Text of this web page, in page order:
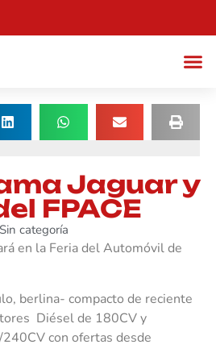
Jaguar y
FPACE
Sin categoría
en la Feria del Automóvil de
berlina- compacto de reciente
Diésel de 180CV y
con ofertas desde